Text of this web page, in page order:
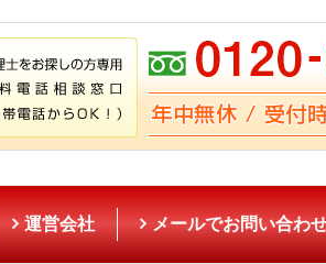
運営会社 メールでお問い合わ